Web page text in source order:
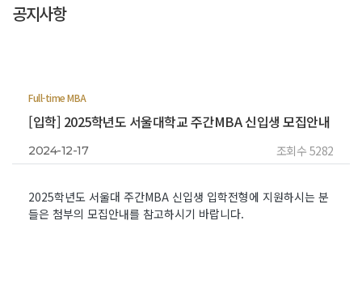
공지사항
Full-time MBA
[입학] 2025학년도 서울대학교 주간MBA 신입생 모집안내
2024-12-17 조회수 5282
2025학년도 서울대 주간MBA 신입생 입학전형에 지원하시는 분
들은 첨부의 모집안내를 참고하시기 바랍니다.